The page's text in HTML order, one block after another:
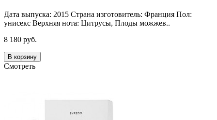
Дата выпуска: 2015 Страна изготовитель: Франция Пол:
унисекс Верхняя нота: Цитрусы, Плоды можжев..
8 180 руб.
В корзину
Смотреть